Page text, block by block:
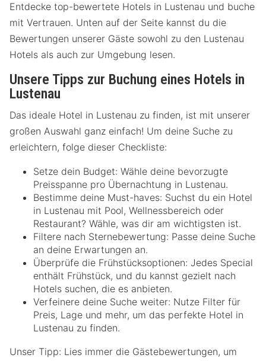
Entdecke top-bewertete Hotels in Lustenau und buche
mit Vertrauen. Unten auf der Seite kannst du die
Bewertungen unserer Gäste sowohl zu den Lustenau
Hotels als auch zur Umgebung lesen.
Unsere Tipps zur Buchung eines Hotels in
Lustenau
Das ideale Hotel in Lustenau zu finden, ist mit unserer
großen Auswahl ganz einfach! Um deine Suche zu
erleichtern, folge dieser Checkliste:
Setze dein Budget: Wähle deine bevorzugte
Preisspanne pro Übernachtung in Lustenau.
Bestimme deine Must-haves: Suchst du ein Hotel
in Lustenau mit Pool, Wellnessbereich oder
Restaurant? Wähle, was dir am wichtigsten ist.
Filtere nach Sternebewertung: Passe deine Suche
an deine Erwartungen an.
Überprüfe die Frühstücksoptionen: Jedes Special
enthält Frühstück, und du kannst gezielt nach
Hotels suchen, die es anbieten.
Verfeinere deine Suche weiter: Nutze Filter für
Preis, Lage und mehr, um das perfekte Hotel in
Lustenau zu finden.
Unser Tipp: Lies immer die Gästebewertungen, um